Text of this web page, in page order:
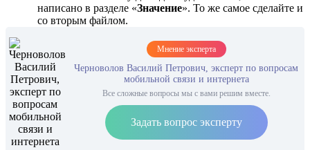
написано в разделе «Значение». То же самое сделайте и
со вторым файлом.
Мнение эксперта
Черноволов Василий Петрович, эксперт по вопросам
мобильной связи и интернета
Все сложные вопросы мы с вами решим вместе.
Задать вопрос эксперту